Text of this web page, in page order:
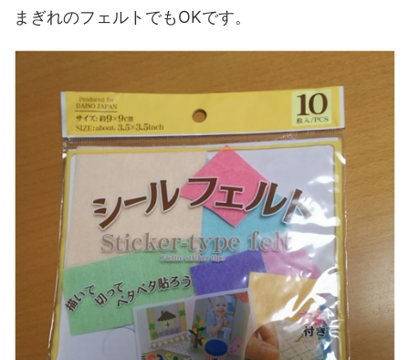
まぎれのフェルトでもOKです。